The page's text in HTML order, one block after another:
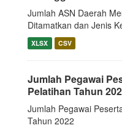
Jumlah ASN Daerah
Ditamatkan dan Jenis
XLSX CSV
Jumlah Pegawai
Pelatihan Tahun
Jumlah Pegawai
Tahun 2022